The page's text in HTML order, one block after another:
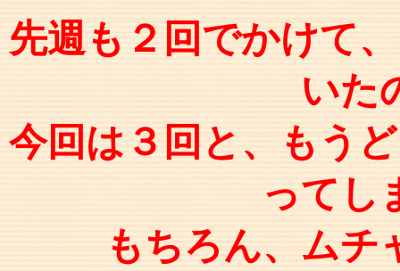
先週も２回でかけて
いた
今回は３回と、もう
ってし
もちろん、ムチ